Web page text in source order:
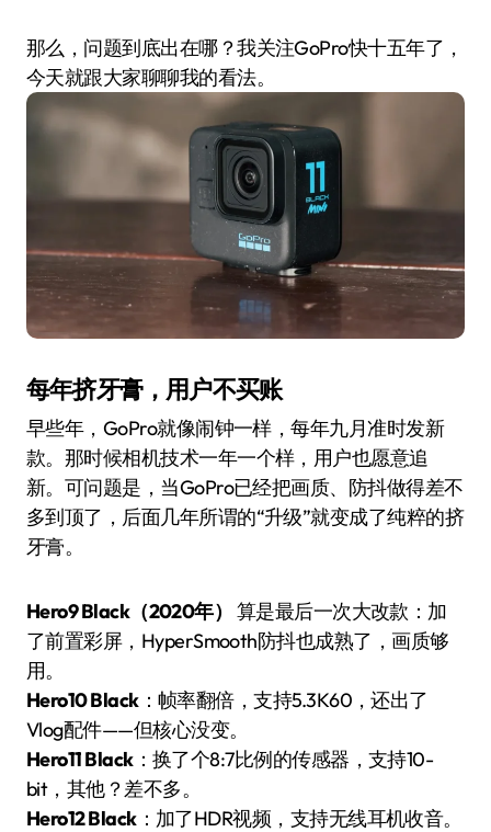
那么，问题到底出在哪？我关注GoPro快十五年了，
今天就跟大家聊聊我的看法。
每年挤牙膏，用户不买账
早些年，GoPro就像闹钟一样，每年九月准时发新
款。那时候相机技术一年一个样，用户也愿意追
新。可问题是，当GoPro已经把画质、防抖做得差不
多到顶了，后面几年所谓的“升级”就变成了纯粹的挤
牙膏。
Hero9 Black（2020年）
算是最后一次大改款：加
了前置彩屏，HyperSmooth防抖也成熟了，画质够
用。
Hero10 Black：帧率翻倍，支持5.3K60，还出了
Vlog配件——但核心没变。
Hero11 Black：换了个8:7比例的传感器，支持10-
bit，其他？差不多。
Hero12 Black：加了HDR视频，支持无线耳机收音。